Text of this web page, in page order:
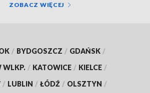
ZOBACZ WIĘCEJ
/ BYDGOSZCZ / GDAŃSK /
WLKP. / KATOWICE / KIELCE /
/ LUBLIN / ŁÓDŹ / OLSZTYN /